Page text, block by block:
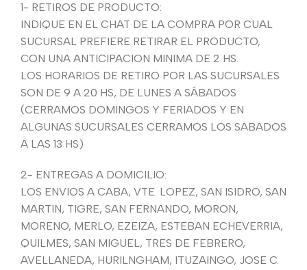
1- RETIROS DE PRODUCTO:
INDIQUE EN EL CHAT DE LA COMPRA POR CUAL
SUCURSAL PREFIERE RETIRAR EL PRODUCTO,
CON UNA ANTICIPACION MINIMA DE 2 HS.
LOS HORARIOS DE RETIRO POR LAS SUCURSALES
SON DE 9 A 20 HS, DE LUNES A SÁBADOS
(CERRAMOS DOMINGOS Y FERIADOS Y EN
ALGUNAS SUCURSALES CERRAMOS LOS SABADOS
A LAS 13 HS)
2- ENTREGAS A DOMICILIO:
LOS ENVIOS A CABA, VTE. LOPEZ, SAN ISIDRO, SAN
MARTIN, TIGRE, SAN FERNANDO, MORON,
MORENO, MERLO, EZEIZA, ESTEBAN ECHEVERRIA,
QUILMES, SAN MIGUEL, TRES DE FEBRERO,
AVELLANEDA, HURILNGHAM, ITUZAINGO, JOSE C.